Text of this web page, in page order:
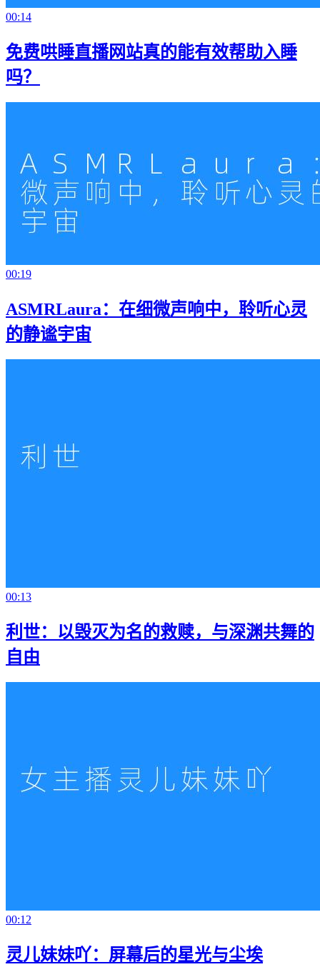
00:14
免费哄睡直播网站真的能有效帮助入睡
吗？
00:19
ASMRLaura：在细微声响中，聆听心灵
的静谧宇宙
00:13
利世：以毁灭为名的救赎，与深渊共舞的
自由
00:12
灵儿妹妹吖：屏幕后的星光与尘埃